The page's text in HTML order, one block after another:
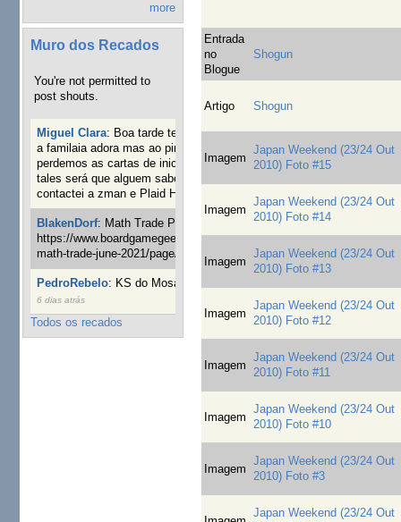
more
Muro dos Recados
You're not permitted to
post shouts.
Miguel Clara: Boa tarde tenho jogo Mice and mistics que
a familaia adora mas ao pintarmos as miniaturas
perdemos as cartas de iniciaticva da expanção downood
tales será que alguem sabe onde adquirir as cartas já
contactei a zman e Plaid Hat e nada
18 semanas 2 dias atrás
BlakenDorf: Math Trade Portuguesa a decorrer. Aqui:
https://www.boardgamegeek.com/geeklist/286035/portugal-
math-trade-june-2021/page/1
19 semanas 4 dias atrás
PedroRebelo: KS do Mosaic em 10 minutos :)
6 dias atrás
Todos os recados
Entrada
no
Blogue
Shogun
Artigo Shogun
Imagem
Japan Weekend (23/24 Out
2010) Foto #15
Imagem
Japan Weekend (23/24 Out
2010) Foto #14
Imagem
Japan Weekend (23/24 Out
2010) Foto #13
Imagem
Japan Weekend (23/24 Out
2010) Foto #12
Imagem
Japan Weekend (23/24 Out
2010) Foto #11
Imagem
Japan Weekend (23/24 Out
2010) Foto #10
Imagem
Japan Weekend (23/24 Out
2010) Foto #3
Japan Weekend (23/24 Out